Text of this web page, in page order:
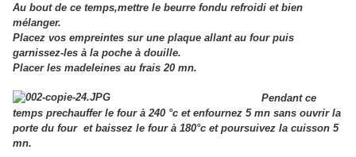
Au bout de ce temps,mettre le beurre fondu refroidi et bien
mélanger.
Placez vos empreintes sur une plaque allant au four puis
garnissez-les à la poche à douille.
Placer les madeleines au frais 20 mn.
Pendant ce
temps prechauffer le four à 240 °c et enfournez 5 mn sans ouvrir la
porte du four et baissez le four à 180°c et poursuivez la cuisson 5
mn.